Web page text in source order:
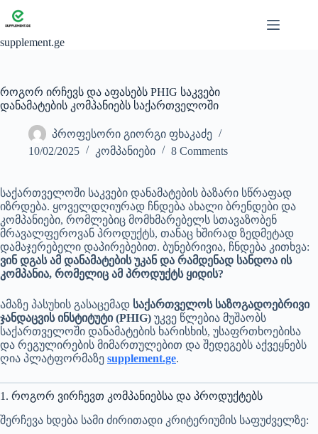
content
supplement.ge
როგორ ირჩევს და აფასებს PHIG საკვები
დანამატების კომპანიებს საქართველოში
პროფესორი გიორგი ფხაკაძე
10/02/2025
კომპანიები 8 Comments
საქართველოში საკვები დანამატების ბაზარი სწრაფად
იზრდება. ყოველდღიურად ჩნდება ახალი ბრენდები და
კომპანიები, რომლებიც მომხმარებელს სთავაზობენ
მრავალფეროვან პროდუქტს, თანაც ხშირად ზედმეტად
დამაჯერებელი დაპირებებით. ბუნებრივია, ჩნდება კითხვა:
ვინ დგას ამ დანამატების უკან და რამდენად სანდოა ის
კომპანია, რომელიც ამ პროდუქტს ყიდის?
ამაზე პასუხის გასაცემად საქართველოს საზოგადოებრივი
ჯანდაცვის ინსტიტუტი (PHIG) უკვე წლებია მუშაობს
საქართველოში დანამატების ხარისხის, უსაფრთხოებისა
და რეგულირების მიმართულებით და შედეგებს აქვეყნებს
ღია პლატფორმაზე supplement.ge.
1. როგორ ვირჩევთ კომპანიებსა და პროდუქტებს
შერჩევა ხდება სამი ძირითადი კრიტერიუმის საფუძველზე: